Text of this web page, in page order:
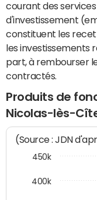
courant des
d'investissement
constituent les
les investissements
part, à rembourser
contractés.
Produits de
Nicolas-lès-
(Source : JDN
400k
450k